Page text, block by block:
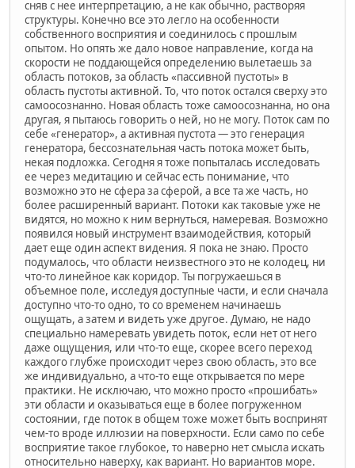
сняв с нее интерпретацию, а не как обычно, растворяя
структуры. Конечно все это легло на особенности
собственного восприятия и соединилось с прошлым
опытом. Но опять же дало новое направление, когда на
скорости не поддающейся определению вылетаешь за
область потоков, за область «пассивной пустоты» в
область пустоты активной. То, что поток остался сверху это
самоосознанно. Новая область тоже самоосознанна, но она
другая, я пытаюсь говорить о ней, но не могу. Поток сам по
себе «генератор», а активная пустота — это генерация
генератора, бессознательная часть потока может быть,
некая подложка. Сегодня я тоже попыталась исследовать
ее через медитацию и сейчас есть понимание, что
возможно это не сфера за сферой, а все та же часть, но
более расширенный вариант. Потоки как таковые уже не
видятся, но можно к ним вернуться, намеревая. Возможно
появился новый инструмент взаимодействия, который
дает еще один аспект видения. Я пока не знаю. Просто
подумалось, что области неизвестного это не колодец, ни
что-то линейное как коридор. Ты погружаешься в
объемное поле, исследуя доступные части, и если сначала
доступно что-то одно, то со временем начинаешь
ощущать, а затем и видеть уже другое. Думаю, не надо
специально намеревать увидеть поток, если нет от него
даже ощущения, или что-то еще, скорее всего переход
каждого глубже происходит через свою область, это все
же индивидуально, а что-то еще открывается по мере
практики. Не исключаю, что можно просто «прошибать»
эти области и оказываться еще в более погруженном
состоянии, где поток в общем тоже может быть воспринят
чем-то вроде иллюзии на поверхности. Если само по себе
восприятие такое глубокое, то наверно нет смысла искать
относительно наверху, как вариант. Но вариантов море.